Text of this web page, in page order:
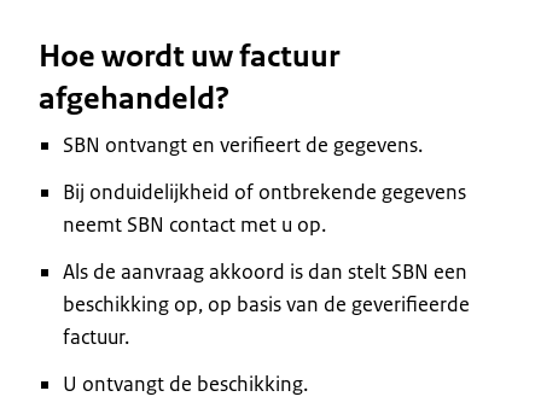
Hoe wordt uw factuur
afgehandeld?
SBN ontvangt en verifieert de gegevens.
Bij onduidelijkheid of ontbrekende gegevens
neemt SBN contact met u op.
Als de aanvraag akkoord is dan stelt SBN een
beschikking op, op basis van de geverifieerde
factuur.
U ontvangt de beschikking.